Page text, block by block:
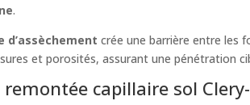
.
d’assèchement crée une barrière entre les
et porosités, assurant une pénétration
capillaire sol